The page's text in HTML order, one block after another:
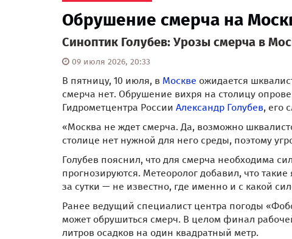
Обрушение смерча на
Синоптик Голубев: Урозы смерча в
09 июля 2026, 20:33
В пятницу, 10 июля, в Москве ожидается
смерча нет. Обрушение вихря на столицу
Гидрометцентра России Александр Голубев, его
«Москва не ждет смерча. Да, возможно
столице нет нужной для него среды, поэтому
Голубев пояснил, что для смерча необходима
прогнозируются. Метеоролог добавил, что
за сутки — не известно, где именно и с какой
Ранее ведущий специалист центра погоды
может обрушиться смерч. В целом финал
литров осадков на один квадратный метр.